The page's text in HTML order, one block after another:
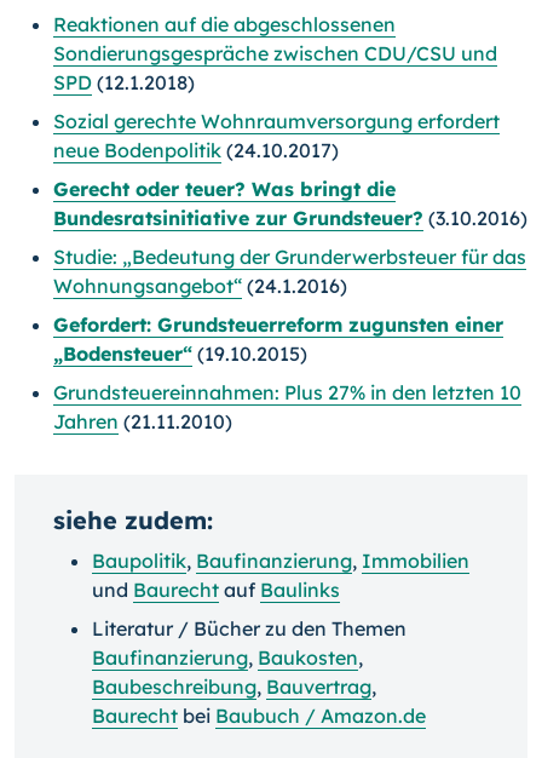
Reaktionen auf die abgeschlossenen
Sondierungsgespräche zwischen CDU/CSU und
SPD (12.1.2018)
Sozial gerechte Wohnraumversorgung erfordert
neue Bodenpolitik (24.10.2017)
Gerecht oder teuer? Was bringt die
Bundesratsinitiative zur Grundsteuer? (3.10.2016)
Studie: „Bedeutung der Grunderwerbsteuer für das
Wohnungsangebot“ (24.1.2016)
Gefordert: Grundsteuerreform zugunsten einer
„Bodensteuer“ (19.10.2015)
Grundsteuereinnahmen: Plus 27% in den letzten 10
Jahren (21.11.2010)
siehe zudem:
Baupolitik, Baufinanzierung, Immobilien
und Baurecht auf Baulinks
Literatur / Bücher zu den Themen
Baufinanzierung, Baukosten,
Baubeschreibung, Bauvertrag,
Baurecht bei Baubuch / Amazon.de